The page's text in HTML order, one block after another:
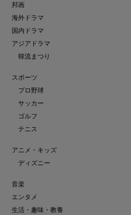
邦画
海外ドラマ
国内ドラマ
アジアドラマ
韓流まつり
スポーツ
プロ野球
サッカー
ゴルフ
テニス
アニメ・キッズ
ディズニー
音楽
エンタメ
生活・趣味・教養